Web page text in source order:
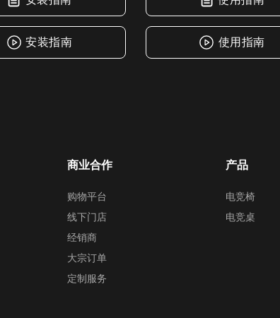
安装指南 使用指南
商业合作
购物平台
线下门店
经销商
大宗订单
定制服务
产品
电竞椅
电竞桌